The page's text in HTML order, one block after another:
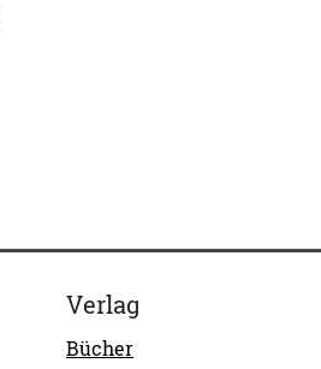
Verlag
Bücher